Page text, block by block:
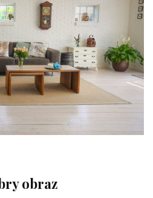
obraz